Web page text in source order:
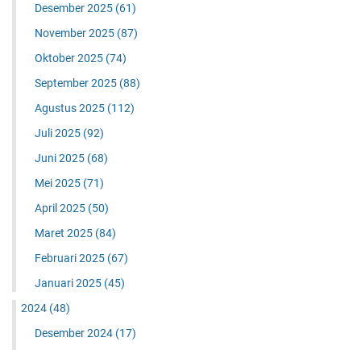
Desember 2025 (61)
November 2025 (87)
Oktober 2025 (74)
September 2025 (88)
Agustus 2025 (112)
Juli 2025 (92)
Juni 2025 (68)
Mei 2025 (71)
April 2025 (50)
Maret 2025 (84)
Februari 2025 (67)
Januari 2025 (45)
2024 (48)
Desember 2024 (17)